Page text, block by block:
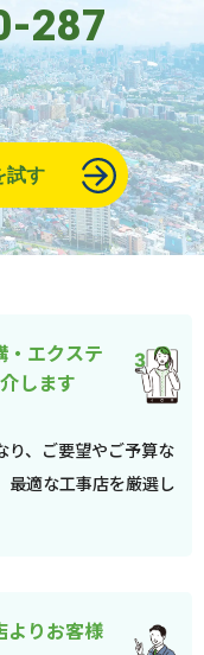
287
試す
・エクステ
します
り、ご要望やご予算な
最適な工事店を厳選し
よりお客様